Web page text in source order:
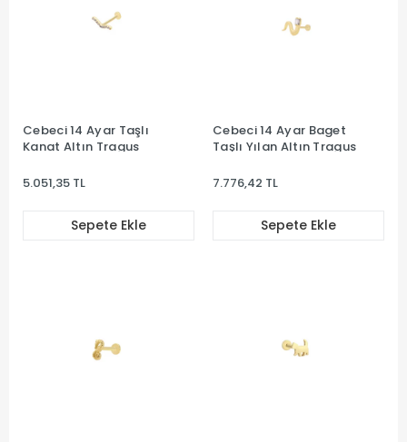
Cebeci 14 Ayar Taşlı
Kanat Altın Tragus
5.051,35 TL
Sepete Ekle
Cebeci 14 Ayar Baget
Taşlı Yılan Altın Tragus
7.776,42 TL
Sepete Ekle